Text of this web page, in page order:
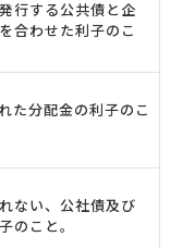
行する公共債と企
合わせた利子のこ
た分配金の利子のこ
ない、公社債及び
のこと。